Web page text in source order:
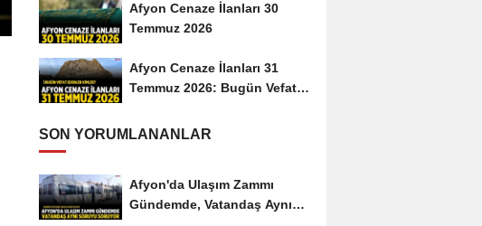
Afyon Cenaze İlanları 30
Temmuz 2026
Afyon Cenaze İlanları 31
Temmuz 2026: Bugün Vefat
SON YORUMLANANLAR
Afyon'da Ulaşım Zammı
Gündemde, Vatandaş Aynı